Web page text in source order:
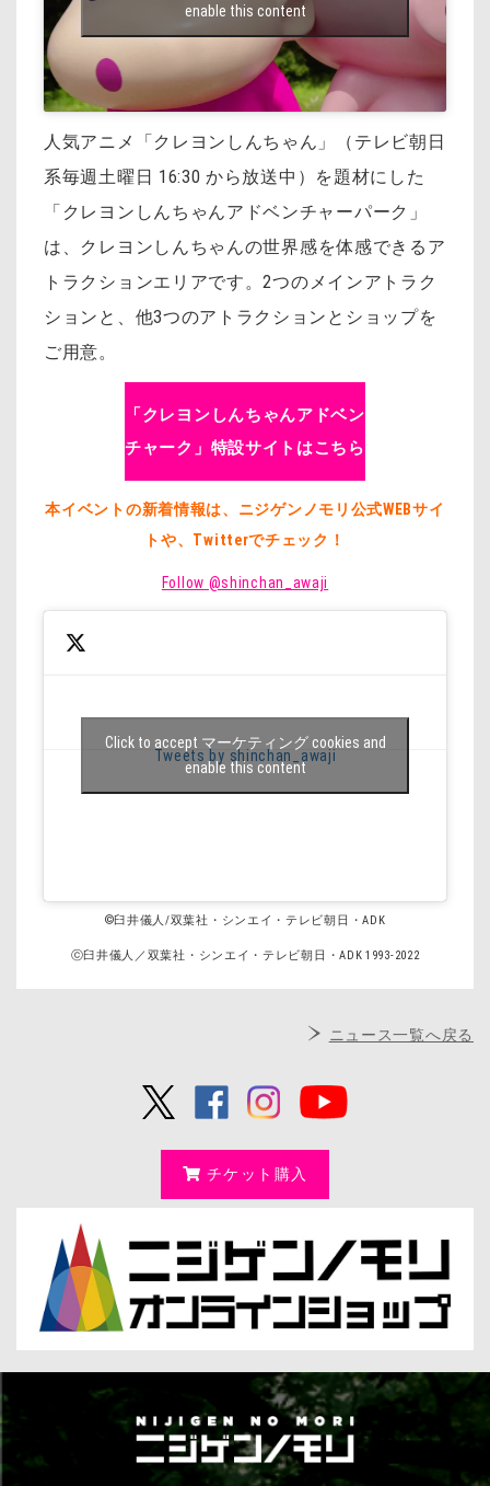
enable this content
人気アニメ「クレヨンしんちゃん」（テレビ朝日
系毎週土曜日 16:30 から放送中）を題材にした
「クレヨンしんちゃんアドベンチャーパーク」
は、 クレヨンしんちゃんの世界感を体感できるア
トラクションエリアです。2つのメインアトラク
ションと、他3つのアトラクションとショップを
ご用意。
「クレヨンしんちゃんアドベン
チャーク」特設サイトはこちら
本イベントの新着情報は、ニジゲンノモリ公式WEBサイ
トや、Twitterでチェック！
Follow @shinchan_awaji
Tweets by shinchan_awaji
Click to accept マーケティング cookies and
enable this content
©臼井儀人/双葉社・シンエイ・テレビ朝日・ADK
ⓒ臼井儀人／双葉社・シンエイ・テレビ朝日・ADK 1993-2022
ニュース一覧へ戻る
チケット購入